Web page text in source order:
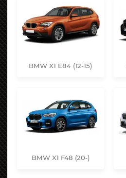
BMW X1 E84 (12-15)
BMW X1 F48 (20-)